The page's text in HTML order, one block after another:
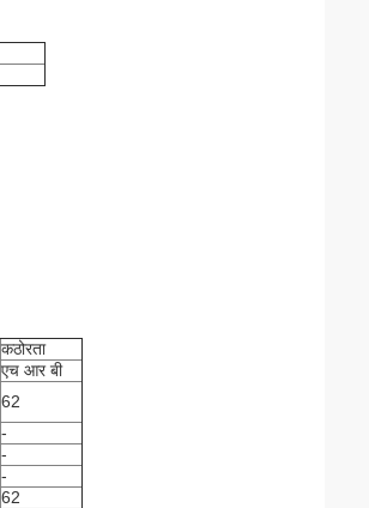
कठोरता
एच आर बी
62
-
-
-
62